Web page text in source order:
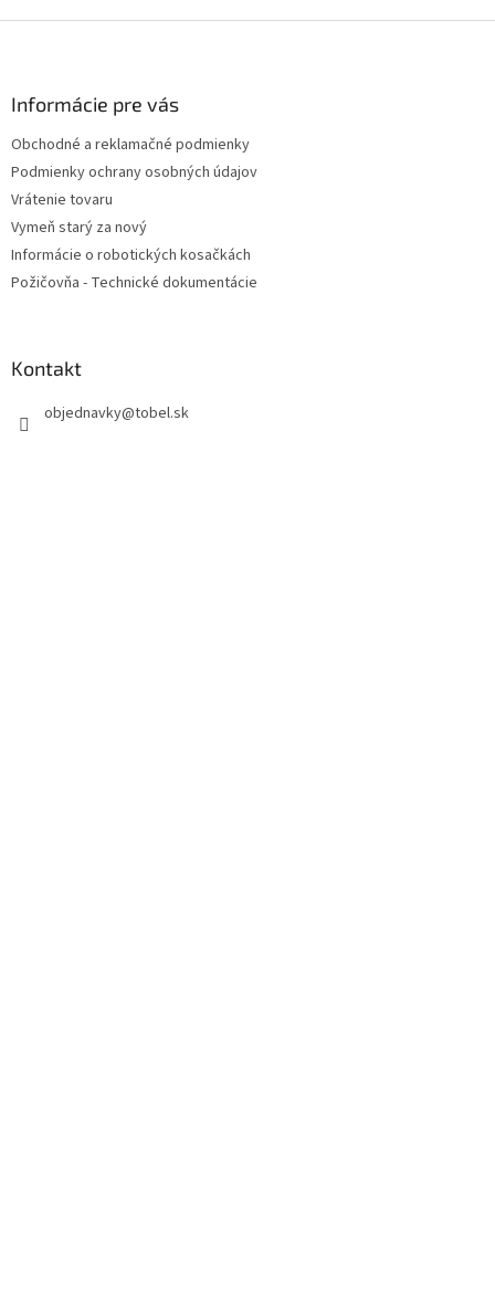
Informácie pre vás
Obchodné a reklamačné podmienky
Podmienky ochrany osobných údajov
Vrátenie tovaru
Vymeň starý za nový
Informácie o robotických kosačkách
Požičovňa - Technické dokumentácie
Kontakt
objednavky@tobel.sk